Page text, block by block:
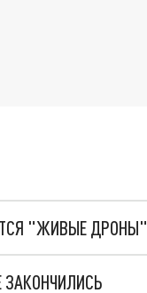
"ЖИВЫЕ ДРОНЫ"